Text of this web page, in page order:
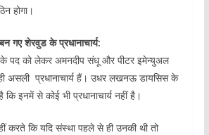
होगा।
गए शेरवुड के प्रधानाचार्य:
के पद को लेकर अमनदीप संधू और पीटर इमेन्युअल
ही असली प्रधानाचार्य हैं। उधर लखनऊ डायसिस के
है कि इनमें से कोई भी प्रधानाचार्य नहीं है।
करते कि यदि संस्था पहले से ही उनकी थी तो